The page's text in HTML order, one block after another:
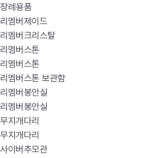
장례용품
리멤버제이드
리멤버크리스탈
리멤버스톤
리멤버스톤
리멤버스톤 보관함
리멤버봉안실
리멤버봉안실
무지개다리
무지개다리
사이버추모관